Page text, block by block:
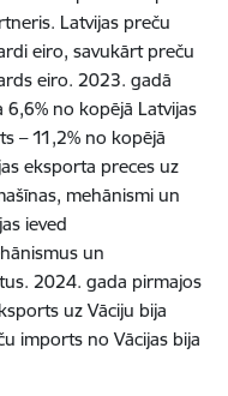
Latvijas preču
eiro, savukārt preču
eiro. 2023. gadā
no kopējā Latvijas
– 11,2% no kopējā
eksporta preces uz
mehānismi un
ieved
un
2024. gada pirmajos
uz Vāciju bija
imports no Vācijas bija